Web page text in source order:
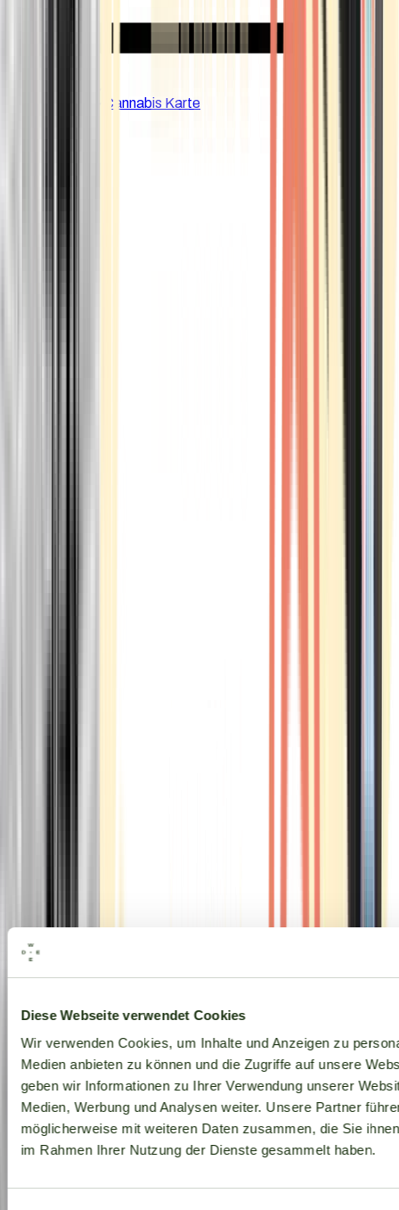
Diese Webseite verwendet Cookies
Wir verwenden Cookies, um Inhalte und Anzeigen zu
Medien anbieten zu können und die Zugriffe auf unsere
geben wir Informationen zu Ihrer Verwendung unserer
Medien, Werbung und Analysen weiter. Unsere Partner
möglicherweise mit weiteren Daten zusammen, die Sie
im Rahmen Ihrer Nutzung der Dienste gesammelt haben.
Cannabis Karte
Alle Marken